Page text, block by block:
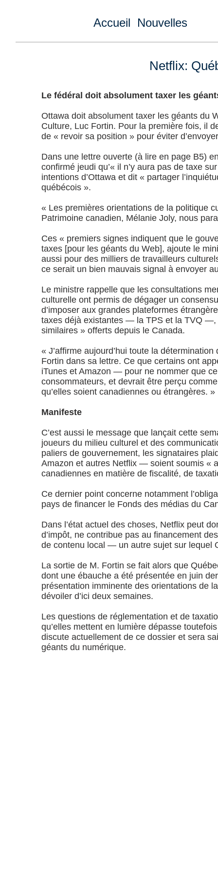
Accueil Nouvelles
Netflix:
Le fédéral doit absolument taxer les
Ottawa doit absolument taxer les géants du
Culture, Luc Fortin. Pour la première fois, il
de « revoir sa position » pour éviter
Dans une lettre ouverte (à lire en page B5)
confirmé jeudi qu’« il n’y aura pas de taxe
intentions d’Ottawa et dit « partager
québécois ».
« Les premières orientations de la politique
Patrimoine canadien, Mélanie Joly, nous
Ces « premiers signes indiquent que le
taxes [pour les géants du Web], ajoute le
aussi pour des milliers de travailleurs
ce serait un bien mauvais signal à envoyer
Le ministre rappelle que les consultations
culturelle ont permis de dégager un
d’imposer aux grandes plateformes
taxes déjà existantes — la TPS et la TVQ —,
similaires » offerts depuis le Canada.
« J’affirme aujourd’hui toute la
Fortin dans sa lettre. Ce que certains ont
iTunes et Amazon — pour ne nommer que
consommateurs, et devrait être perçu
qu’elles soient canadiennes ou étrangères. »
Manifeste
C’est aussi le message que lançait cette
joueurs du milieu culturel et des
paliers de gouvernement, les signataires
Amazon et autres Netflix — soient soumis «
canadiennes en matière de fiscalité, de
Ce dernier point concerne notamment
pays de financer le Fonds des médias du
Dans l’état actuel des choses, Netflix peut
d’impôt, ne contribue pas au financement
de contenu local — un autre sujet sur lequel
La sortie de M. Fortin se fait alors que
dont une ébauche a été présentée en juin
présentation imminente des orientations de
dévoiler d’ici deux semaines.
Les questions de réglementation et de
qu’elles mettent en lumière dépasse
discute actuellement de ce dossier et sera
géants du numérique.